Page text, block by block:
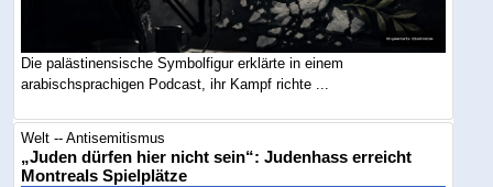
Die palästinensische Symbolfigur erklärte in einem
arabischsprachigen Podcast, ihr Kampf richte ...
Welt -- Antisemitismus
„Juden dürfen hier nicht sein“: Judenhass erreicht
Montreals Spielplätze